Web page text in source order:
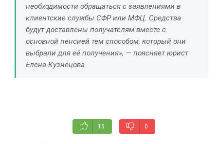
необходимости обращаться с заявлениями в
клиентские службы СФР или МФЦ. Средства
будут доставлены получателям вместе с
основной пенсией тем способом, который они
выбрали для её получения», — поясняет юрист
Елена Кузнецова.
15 0